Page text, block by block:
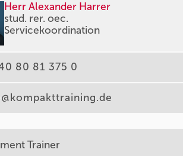
Herr Alexander Harrer
stud. rer. oec.
Servicekoordination
80 81 375 0
Trainer